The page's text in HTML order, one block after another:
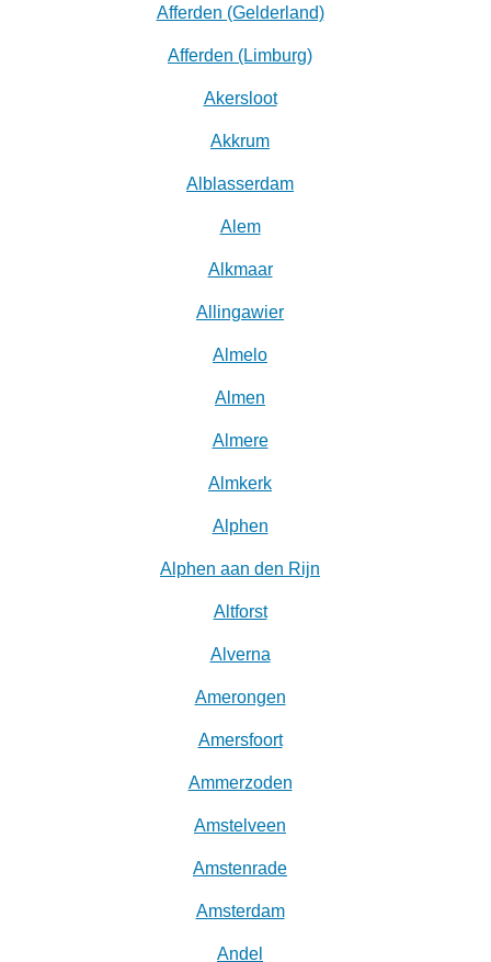
Afferden (Gelderland)
Afferden (Limburg)
Akersloot
Akkrum
Alblasserdam
Alem
Alkmaar
Allingawier
Almelo
Almen
Almere
Almkerk
Alphen
Alphen aan den Rijn
Altforst
Alverna
Amerongen
Amersfoort
Ammerzoden
Amstelveen
Amstenrade
Amsterdam
Andel